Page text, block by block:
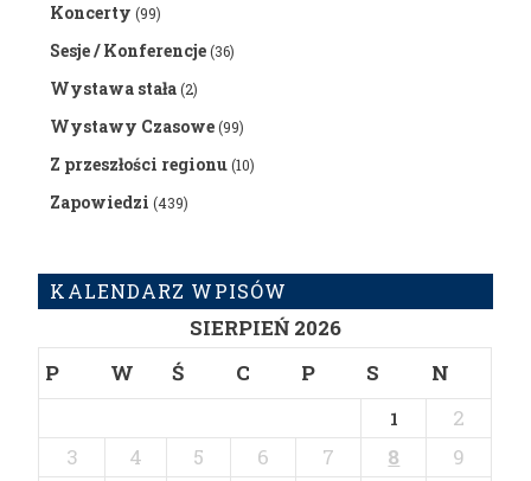
Koncerty (99)
Sesje / Konferencje(36)
Wystawa stała(2)
Wystawy Czasowe(99)
Z przeszłości regionu(10)
Zapowiedzi (439)
KALENDARZ WPISÓW
SIERPIEŃ 2026
P
W Ś C P S N
1
2
3
4 5 6 7 8
9